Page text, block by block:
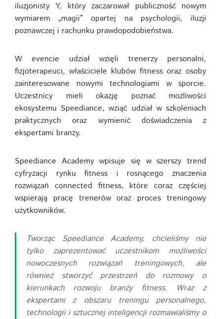
iluzjonisty Y, który zaczarował publiczność nowym
wymiarem „magii” opartej na psychologii, iluzji
poznawczej i rachunku prawdopodobieństwa.
W evencie udział wzięli trenerzy personalni,
fizjoterapeuci, właściciele klubów fitness oraz osoby
zainteresowane nowymi technologiami w sporcie.
Uczestnicy mieli okazję poznać możliwości
ekosystemu Speediance, wziąć udział w szkoleniach
praktycznych oraz wymienić doświadczenia z
ekspertami branży.
Speediance Academy wpisuje się w szerszy trend
cyfryzacji rynku fitness i rosnącego znaczenia
rozwiązań connected fitness, które coraz częściej
wspierają pracę trenerów oraz proces treningowy
użytkowników.
Tworząc Speediance Academy, chcieliśmy nie
tylko zaprezentować uczestnikom możliwości
nowoczesnych rozwiązań treningowych, ale
również stworzyć przestrzeń do rozmowy o
kierunkach rozwoju branży fitness. Wraz z
ekspertami z obszaru treningu personalnego,
technologii i sztucznej inteligencji rozmawialiśmy o